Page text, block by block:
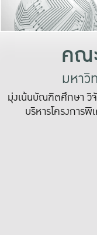
คณ
มหาวิ
มุ่งเน้นบัณฑิตศึกษา วิ
บริหารโครงการ